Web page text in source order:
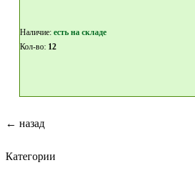
Наличие: eсть на складе
Кол-во: 12
← назад
Категории